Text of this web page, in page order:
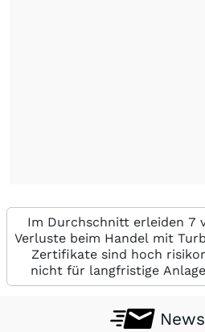
Im Durchschnitt erleiden 7
Verluste beim Handel mit
Zertifikate sind hoch
nicht für langfristige